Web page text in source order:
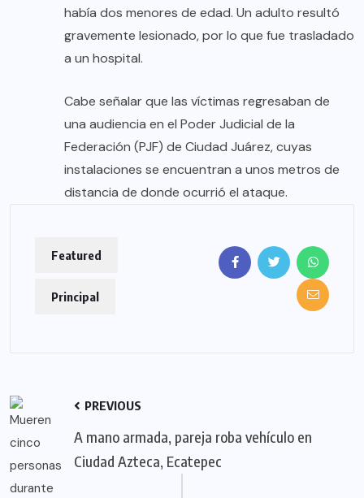
había dos menores de edad. Un adulto resultó
gravemente lesionado, por lo que fue trasladado
a un hospital.
Cabe señalar que las víctimas regresaban de
una audiencia en el Poder Judicial de la
Federación (PJF) de Ciudad Juárez, cuyas
instalaciones se encuentran a unos metros de
distancia de donde ocurrió el ataque.
Featured
Principal
PREVIOUS
A mano armada, pareja roba vehículo en
Ciudad Azteca, Ecatepec